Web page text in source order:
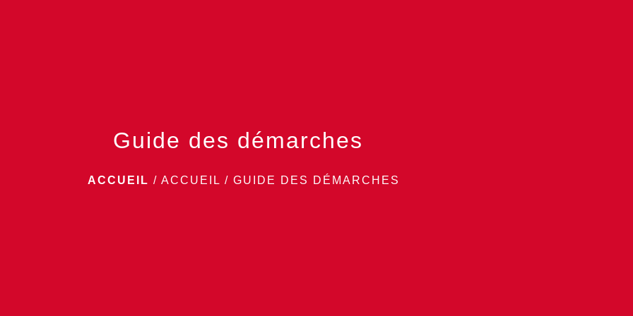
Guide des démarches
ACCUEIL / ACCUEIL / GUIDE DES DÉMARCHES